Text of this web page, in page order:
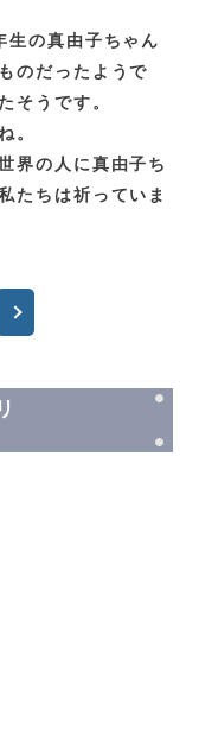
生の真由子ちゃん
のだったようで
そうです。
。
界の人に真由子ち
たちは祈っていま